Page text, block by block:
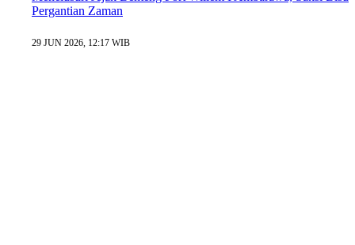
Pergantian Zaman
29 JUN 2026, 12:17 WIB